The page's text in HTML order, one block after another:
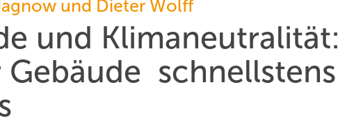
und Dieter Wolff
und Klimaneutralität:
Gebäude schnellstens